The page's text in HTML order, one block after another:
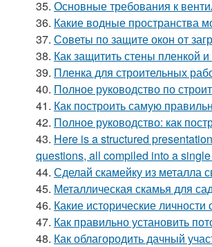
35. Основные требования к
36. Какие водные пространства
37. Советы по защите окон от
38. Как защитить стены пленкой
39. Пленка для строительных
40. Полное руководство по
41. Как построить самую
42. Полное руководство: как
43. Here is a structured
questions, all compiled into a
44. Сделай скамейку из металла
45. Металлическая скамья для
46. Какие исторические
47. Как правильно установить
48. Как облагородить дачный